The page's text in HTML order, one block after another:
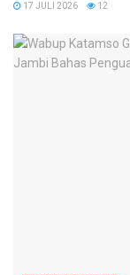
17 JULI 2026 12